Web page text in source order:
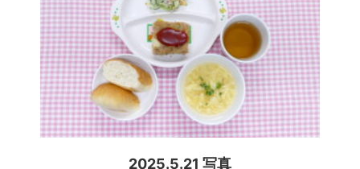
2025.5.21 写真